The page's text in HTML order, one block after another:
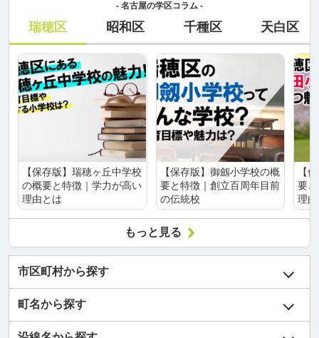
- 名古屋の学区コラム -
瑞穂区 昭和区 千種区 天白区
【保存版】瑞穂ヶ丘中学校
の概要と特徴｜学力が高い
理由とは
【保存版】御劔小学校の概
要と特徴｜創立百周年目前
の伝統校
【
要
理
もっと見る
市区町村から探す
町名から探す